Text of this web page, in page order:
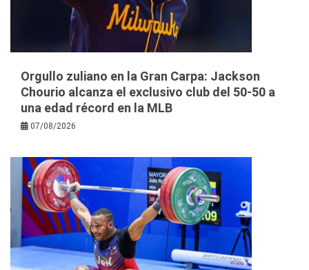
Orgullo zuliano en la Gran Carpa: Jackson
Chourio alcanza el exclusivo club del 50-50 a
una edad récord en la MLB
07/08/2026